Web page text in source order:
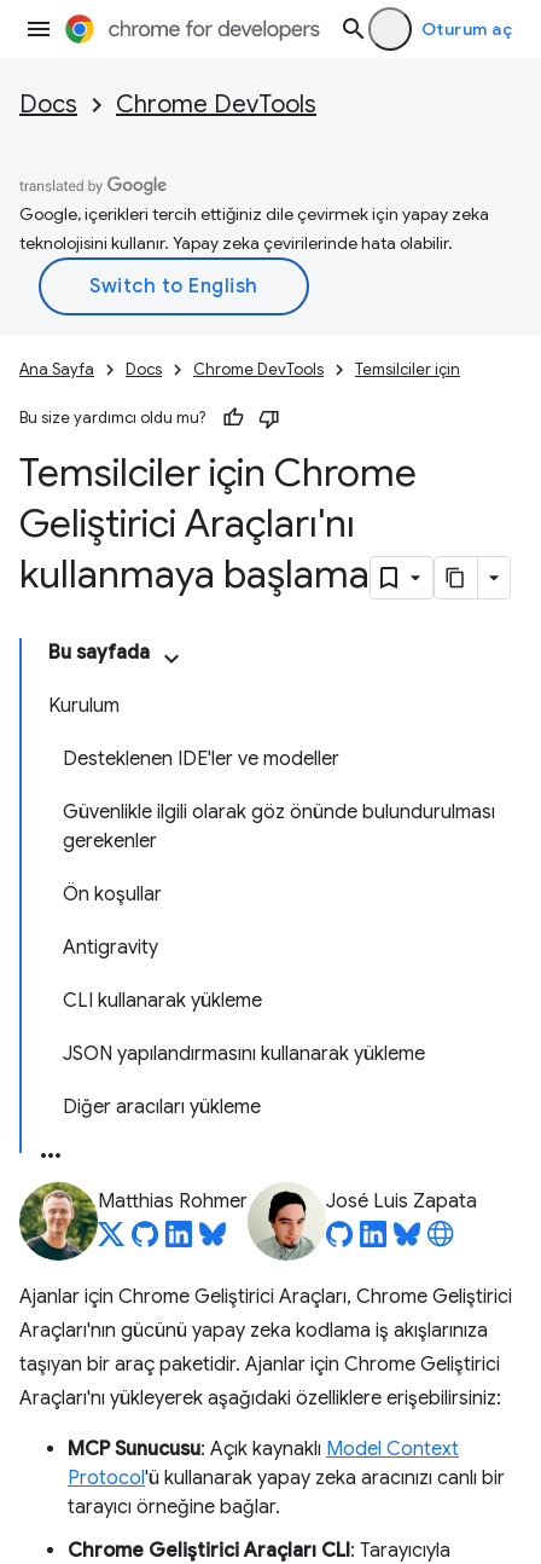
Oturum aç
Docs Chrome DevTools
Google, içerikleri tercih ettiğiniz dile çevirmek için yapay zeka
teknolojisini kullanır. Yapay zeka çevirilerinde hata olabilir.
Ana Sayfa Docs Chrome DevTools Temsilciler için
Bu size yardımcı oldu mu?
Temsilciler için Chrome
Geliştirici Araçları'nı
kullanmaya başlama
Bu sayfada
Kurulum
Desteklenen IDE'ler ve modeller
Güvenlikle ilgili olarak göz önünde bulundurulması
gerekenler
Ön koşullar
Antigravity
CLI kullanarak yükleme
JSON yapılandırmasını kullanarak yükleme
Diğer aracıları yükleme
Matthias Rohmer José Luis Zapata
Ajanlar için Chrome Geliştirici Araçları, Chrome Geliştirici
Araçları'nın gücünü yapay zeka kodlama iş akışlarınıza
taşıyan bir araç paketidir. Ajanlar için Chrome Geliştirici
Araçları'nı yükleyerek aşağıdaki özelliklere erişebilirsiniz:
MCP Sunucusu: Açık kaynaklı Model Context
Protocol'ü kullanarak yapay zeka aracınızı canlı bir
tarayıcı örneğine bağlar.
Chrome Geliştirici Araçları CLI: Tarayıcıyla